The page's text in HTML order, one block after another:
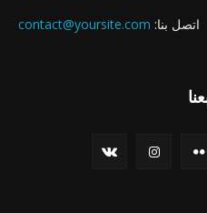
اتصل بنا: contact@yoursite.com